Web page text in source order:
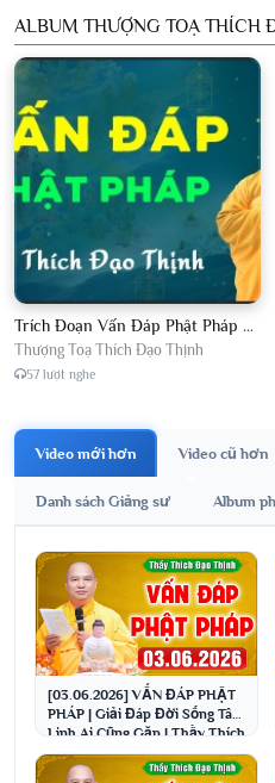
ALBUM THƯỢNG TOẠ THÍCH
Trích Đoạn Vấn Đáp Phật Pháp 2026
Thượng Toạ Thích Đạo Thịnh
57 lượt nghe
Video mới hơn Video cũ hơn
Danh sách Giảng sư Album
[03.06.2026] VẤN ĐÁP PHẬT
PHÁP | Giải Đáp Đời Sống Tâm
Linh Ai Cũng Gặp | Thầy Thích
Đạo Thịnh